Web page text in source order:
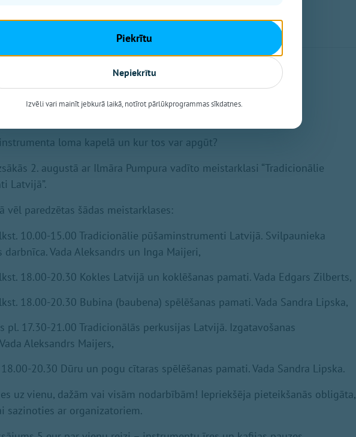
pieņemts uzskatīt par tradicionāliem un kāpēc?
loma kapelā un kur tos var apgūt?
2. augustā ar Ilmāra Pumpura vadīto meistarklasi “Tradicionālie
Latvijā”.
vēl paredzētas šādas meistarklases:
10.00-15.00 Tradicionālie pūšaminstrumenti Latvijā. Svilpaunieka
darbnīca. Vada Aleksandrs un Inga Maijeri,
18.00-20.30 Kokles Latvijā un koklēšanas pamati. Vada Edgars Zilberts,
18.00-20.30 Bubina (baubena) spēlēšanas pamati. Vada Sandra Lipska,
pl. 17.30-21.00 Tradicionālās perkusijas Latvijā. Izgatavošanas
Aleksandrs Maijers,
20.30 Dūru un pogu cītaras spēlēšanas pamati. Vada Sandra Lipska.
uz vienu, dažām vai visām nodarbībām! Iepriekšēja pieteikšanās obligāta,
sazinoties ar organizatoriem.
Piekrītu
Nepiekrītu
Izvēli vari mainīt jebkurā laikā, notīrot pārlūkprogrammas sīkdatnes.